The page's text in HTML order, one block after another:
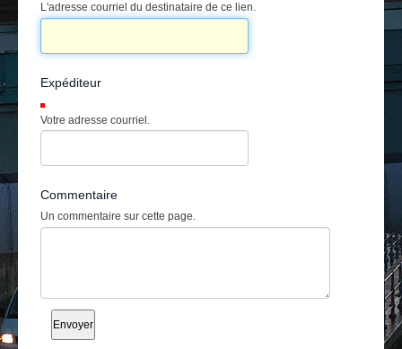
L'adresse courriel du destinataire de ce lien.
Expéditeur
Votre adresse courriel.
Commentaire
Un commentaire sur cette page.